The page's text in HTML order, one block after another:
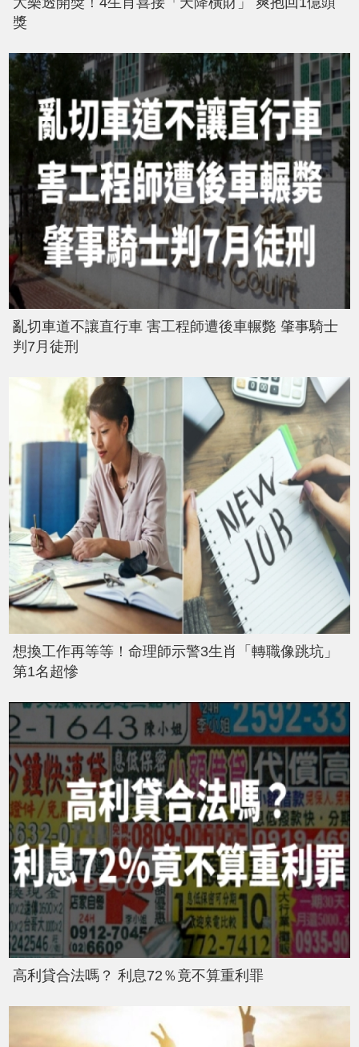
獎
亂切車道不讓直行車 害工程師遭後車輾斃 肇事騎士
判7月徒刑
想換工作再等等！命理師示警3生肖「轉職像跳坑」
第1名超慘
高利貸合法嗎？ 利息72％竟不算重利罪